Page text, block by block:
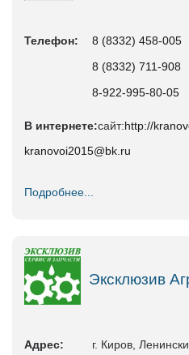
Телефон:
8 (8332) 458-005
8 (8332) 711-908
8-922-995-80-05
В интернете:сайт:http://
kranovoi2015@bk.ru
Подробнее...
Эксклюзив
Адрес:
г. Киров,